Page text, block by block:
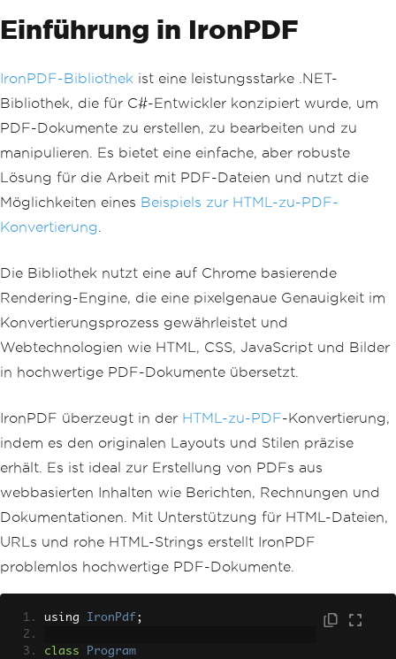
Einführung in IronPDF
IronPDF-Bibliothek ist eine leistungsstarke .NET-
Bibliothek, die für C#-Entwickler konzipiert wurde, um
PDF-Dokumente zu erstellen, zu bearbeiten und zu
manipulieren. Es bietet eine einfache, aber robuste
Lösung für die Arbeit mit PDF-Dateien und nutzt die
Möglichkeiten eines Beispiels zur HTML-zu-PDF-
Konvertierung
Die Bibliothek nutzt eine auf Chrome basierende
Rendering-Engine, die eine pixelgenaue Genauigkeit im
Konvertierungsprozess gewährleistet und
Webtechnologien wie HTML, CSS, JavaScript und Bilder
in hochwertige PDF-Dokumente übersetzt.
IronPDF überzeugt in der HTML-zu-PDF-Konvertierung,
indem es den originalen Layouts und Stilen präzise
erhält. Es ist ideal zur Erstellung von PDFs aus
webbasierten Inhalten wie Berichten, Rechnungen und
Dokumentationen. Mit Unterstützung für HTML-Dateien,
URLs und rohe HTML-Strings erstellt IronPDF
problemlos hochwertige PDF-Dokumente.
using IronPdf ;
class
Program